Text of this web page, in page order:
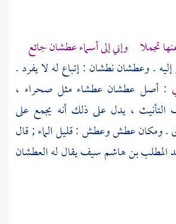
تجملا وإني إلىأسماءعطشان جائع
. وعطشان نطشان : إتباع له لا يفرد .
: أصل عطشان عطشاء مثل صحراء ،
، يدل على ذلك أنه يجمع على
ومكان عطش وعطش : قليل الماء ; قال
المطلب بن هاشمسيف يقال له العطشان